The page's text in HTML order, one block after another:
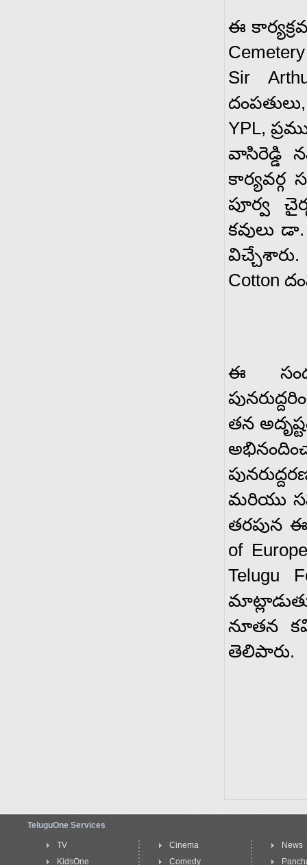
ఈ
Sir
YPL,
వాసిరెడ్డి
కార్యవర్గ
పూర్వ
కవులు
Cotton
ఈ
తన
మరియు
తరపున
of
Telugu
నూతన
తెలిపారు.
TeluguOne Services
TV
KidsOne
Cinema
Comedy
News